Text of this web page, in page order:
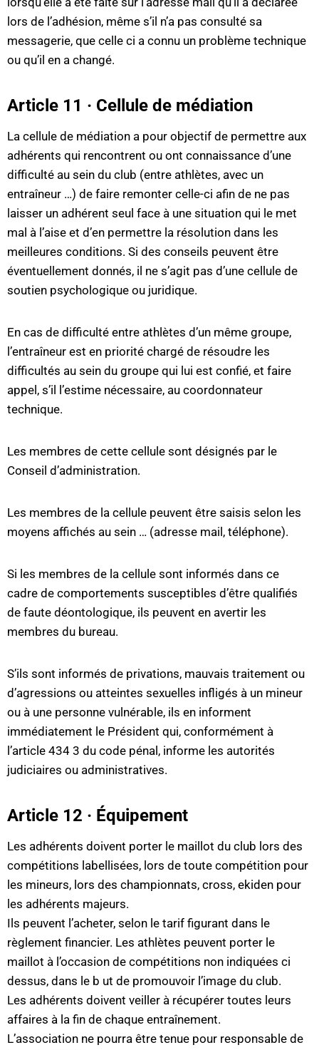
lors de l’adhésion, même s’il n’a pas consulté sa
messagerie, que celle ci a connu un problème technique
ou qu’il en a changé.
Article 11 · Cellule de médiation
La cellule de médiation a pour objectif de permettre aux
adhérents qui rencontrent ou ont connaissance d’une
difficulté au sein du club (entre athlètes, avec un
entraîneur …) de faire remonter celle-ci afin de ne pas
laisser un adhérent seul face à une situation qui le met
mal à l’aise et d’en permettre la résolution dans les
meilleures conditions. Si des conseils peuvent être
éventuellement donnés, il ne s’agit pas d’une cellule de
soutien psychologique ou juridique.
En cas de difficulté entre athlètes d’un même groupe,
l’entraîneur est en priorité chargé de résoudre les
difficultés au sein du groupe qui lui est confié, et faire
appel, s’il l’estime nécessaire, au coordonnateur
technique.
Les membres de cette cellule sont désignés par le
Conseil d’administration.
Les membres de la cellule peuvent être saisis selon les
moyens affichés au sein … (adresse mail, téléphone).
Si les membres de la cellule sont informés dans ce
cadre de comportements susceptibles d’être qualifiés
de faute déontologique, ils peuvent en avertir les
membres du bureau.
S’ils sont informés de privations, mauvais traitement ou
d’agressions ou atteintes sexuelles infligés à un mineur
ou à une personne vulnérable, ils en informent
immédiatement le Président qui, conformément à
l’article 434 3 du code pénal, informe les autorités
judiciaires ou administratives.
Article 12 · Équipement
Les adhérents doivent porter le maillot du club lors des
compétitions labellisées, lors de toute compétition pour
les mineurs, lors des championnats, cross, ekiden pour
les adhérents majeurs.
Ils peuvent l’acheter, selon le tarif figurant dans le
règlement financier. Les athlètes peuvent porter le
maillot à l’occasion de compétitions non indiquées ci
dessus, dans le b ut de promouvoir l’image du club.
Les adhérents doivent veiller à récupérer toutes leurs
affaires à la fin de chaque entraînement.
L’association ne pourra être tenue pour responsable de